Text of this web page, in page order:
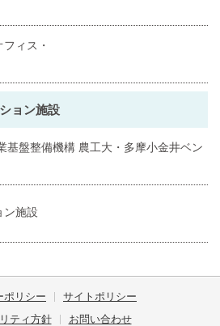
ィス・
ョン施設
基盤整備機構 農工大・多摩小金井ベン
ン施設
ポリシー
サイトポリシー
ティ方針
お問い合わせ